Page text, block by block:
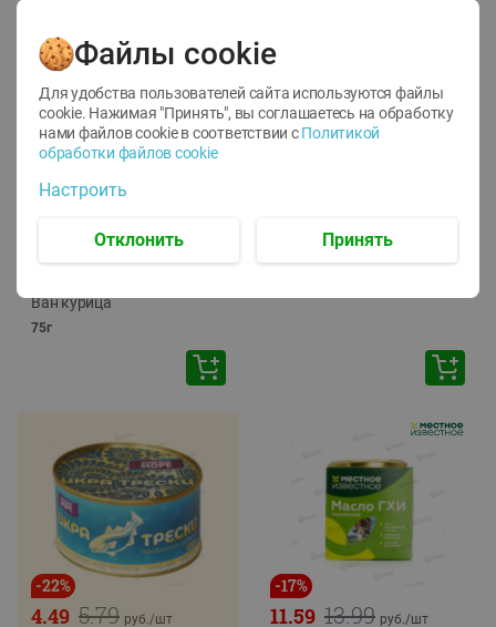
12
1.05 руб./
руб./шт
Корм влаж. для кош. с
Ван курица
75г
ТОФУ Vegetus ТВЕРДЫЙ
-22%
5.79
4.49 руб./шт
-17%
13.99
11.59 руб./шт
Файлы cookie
Для удобства пользователей сайта используются файлы
cookie. Нажимая "Принять", вы соглашаетесь на обработку
нами файлов cookie в соответствии с Политикой
обработки файлов cookie
Настроить
Отклонить Принять